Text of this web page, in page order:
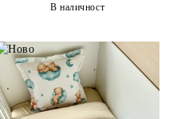
В наличност